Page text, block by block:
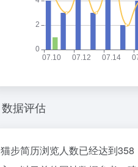
数据评估
猫步简历浏览人数已经达到